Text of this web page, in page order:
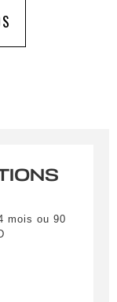
mois ou 90